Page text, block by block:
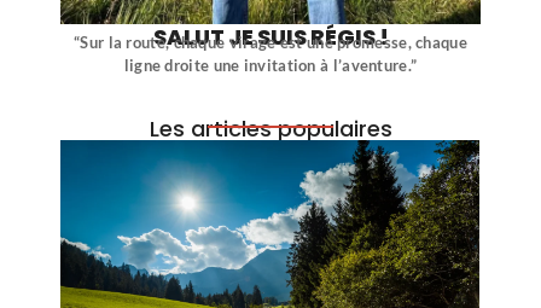
SALUT JE SUIS RÉGIS !
“Sur la route, chaque virage est une promesse, chaque
ligne droite une invitation à l’aventure.”
Les articles populaires